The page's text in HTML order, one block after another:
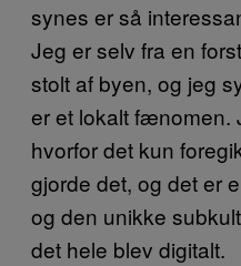
synes er så
Jeg er selv fra en
stolt af byen, og jeg
er et lokalt fænomen.
hvorfor det kun
gjorde det, og det er
og den unikke
det hele blev digitalt.